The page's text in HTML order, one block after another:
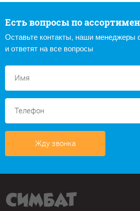
Есть вопросы по
Оставьте контакты, наши менеджеры
и ответят на все вопросы
Жду звонка